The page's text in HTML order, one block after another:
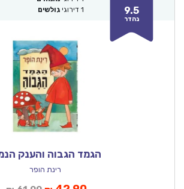
9.5
נהדר
1 דירוגי גולשים
הגמד הגבוה והענק
רינת הופר